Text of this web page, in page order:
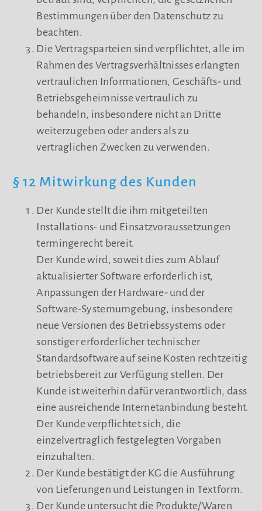
Bestimmungen über den Datenschutz zu
beachten.
Die Vertragsparteien sind verpflichtet, alle im
Rahmen des Vertragsverhältnisses erlangten
vertraulichen Informationen, Geschäfts- und
Betriebsgeheimnisse vertraulich zu
behandeln, insbesondere nicht an Dritte
weiterzugeben oder anders als zu
vertraglichen Zwecken zu verwenden.
§ 12 Mitwirkung des Kunden
Der Kunde stellt die ihm mitgeteilten
Installations- und Einsatzvoraussetzungen
termingerecht bereit.
Der Kunde wird, soweit dies zum Ablauf
aktualisierter Software erforderlich ist,
Anpassungen der Hardware- und der
Software-Systemumgebung, insbesondere
neue Versionen des Betriebssystems oder
sonstiger erforderlicher technischer
Standardsoftware auf seine Kosten rechtzeitig
betriebsbereit zur Verfügung stellen. Der
Kunde ist weiterhin dafür verantwortlich, dass
eine ausreichende Internetanbindung besteht.
Der Kunde verpflichtet sich, die
einzelvertraglich festgelegten Vorgaben
einzuhalten.
Der Kunde bestätigt der KG die Ausführung
von Lieferungen und Leistungen in Textform.
Der Kunde untersucht die Produkte/Waren